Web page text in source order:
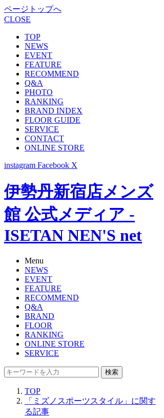
ページトップへ
CLOSE
TOP
NEWS
EVENT
FEATURE
RECOMMEND
Q&A
PHOTO
RANKING
BRAND INDEX
FLOOR GUIDE
SERVICE
CONTACT
ONLINE STORE
instagram Facebook X
伊勢丹新宿店メンズ
館 公式メディア -
ISETAN NEN'S net
Menu
NEWS
EVENT
FEATURE
RECOMMEND
Q&A
BRAND
FLOOR
RANKING
ONLINE STORE
SERVICE
検索
TOP
「ミズノスポーツスタイル」に関す
る記事